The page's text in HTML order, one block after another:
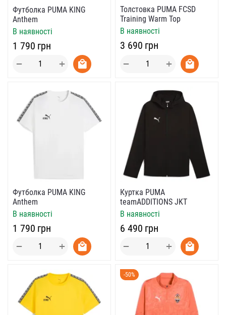
Футболка PUMA KING
Anthem
В наявності
‍1 790‍ грн
+
−
Толстовка PUMA FCSD
Training Warm Top
В наявності
‍3 690‍ грн
+
−
Футболка PUMA KING
Anthem
В наявності
‍1 790‍ грн
+
−
Куртка PUMA
teamADDITIONS JKT
В наявності
‍6 490‍ грн
+
−
-50%